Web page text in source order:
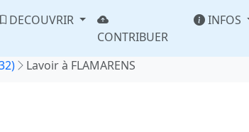
DECOUVRIR
CONTRIBUER
INFOS
Lavoir à FLAMARENS